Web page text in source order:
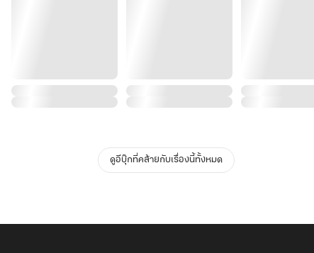
ดูอีบุ๊กที่คล้ายกับเรื่องนี้ทั้งหมด